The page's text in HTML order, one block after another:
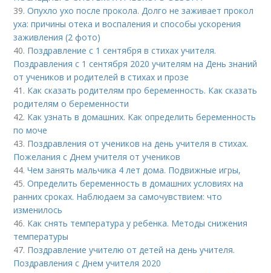
39.Опухло ухо после прокола. Долго не заживает прокол
уха: причины отека и воспаления и способы ускорения
заживления (2 фото)
40. Поздравление с 1 сентября в стихах учителя.
Поздравления с 1 сентября 2020 учителям на День знаний
от учеников и родителей в стихах и прозе
41. Как сказать родителям про беременность. Как сказать
родителям о беременности
42. Как узнать в домашних. Как определить беременность
по моче
43. Поздравления от учеников на день учителя в стихах.
Пожелания с Днем учителя от учеников
44.Чем занять мальчика 4 лет дома. Подвижные игры,
45.Определить беременность в домашних условиях на
ранних сроках. Наблюдаем за самочувствием: что
изменилось
46. Как снять температура у ребенка. Методы снижения
температуры
47. Поздравление учителю от детей на день учителя.
Поздравления с Днем учителя 2020